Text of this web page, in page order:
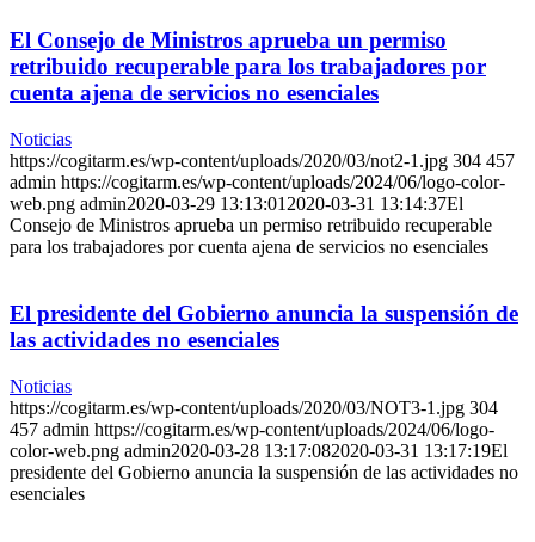
El Consejo de Ministros aprueba un permiso
retribuido recuperable para los trabajadores por
cuenta ajena de servicios no esenciales
Noticias
https://cogitarm.es/wp-content/uploads/2020/03/not2-1.jpg 304 457
admin https://cogitarm.es/wp-content/uploads/2024/06/logo-color-
web.png admin2020-03-29 13:13:01 2020-03-31 13:14:37El
Consejo de Ministros aprueba un permiso retribuido recuperable
para los trabajadores por cuenta ajena de servicios no esenciales
El presidente del Gobierno anuncia la suspensión de
las actividades no esenciales
Noticias
https://cogitarm.es/wp-content/uploads/2020/03/NOT3-1.jpg 304
457 admin https://cogitarm.es/wp-content/uploads/2024/06/logo-
color-web.png admin2020-03-28 13:17:082020-03-31 13:17:19El
presidente del Gobierno anuncia la suspensión de las actividades no
esenciales